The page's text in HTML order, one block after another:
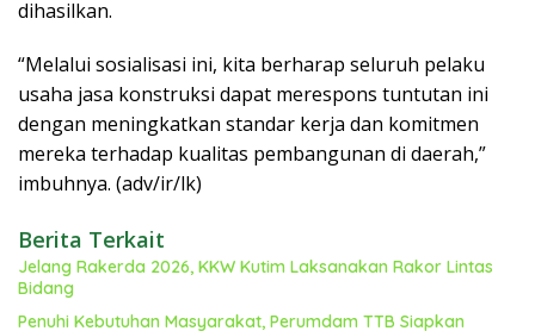
dihasilkan.
“Melalui sosialisasi ini, kita berharap seluruh pelaku
usaha jasa konstruksi dapat merespons tuntutan ini
dengan meningkatkan standar kerja dan komitmen
mereka terhadap kualitas pembangunan di daerah,”
imbuhnya. (adv/ir/lk)
Berita Terkait
Jelang Rakerda 2026, KKW Kutim Laksanakan Rakor Lintas
Bidang
Penuhi Kebutuhan Masyarakat, Perumdam TTB Siapkan